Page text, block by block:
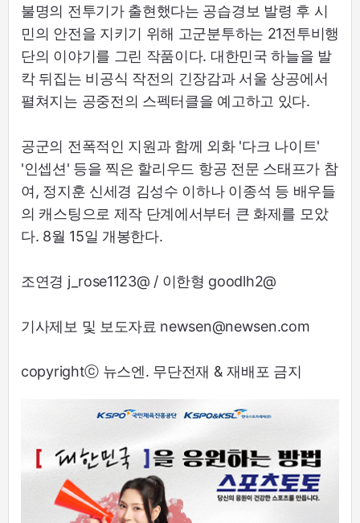
불명의 전투기가 출현했다는 공습경보 발령 후 시
민의 안전을 지키기 위해 고군분투하는 21전투비행
단의 이야기를 그린 작품이다. 대한민국 하늘을 발
칵 뒤집는 비공식 작전의 긴장감과 서울 상공에서
펼쳐지는 공중전의 스펙터클을 예고하고 있다.
공군의 전폭적인 지원과 함께 외화 '다크 나이트'
'인셉션' 등을 찍은 할리우드 항공 전문 스태프가 참
여, 정지훈 신세경 김성수 이하나 이종석 등 배우들
의 캐스팅으로 제작 단계에서부터 큰 화제를 모았
다. 8월 15일 개봉한다.
조연경 j_rose1123@ / 이한형 goodlh2@
기사제보 및 보도자료 newsen@newsen.com
copyrightⓒ 뉴스엔. 무단전재 & 재배포 금지